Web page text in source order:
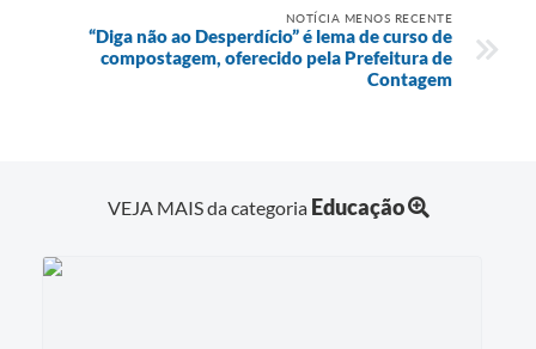
NOTÍCIA MENOS RECENTE
“Diga não ao Desperdício” é lema de curso de
compostagem, oferecido pela Prefeitura de
Contagem
VEJA MAIS da categoria Educação